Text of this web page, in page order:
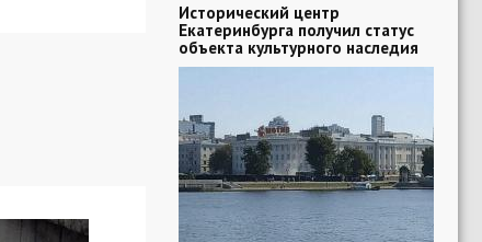
Исторический центр
Екатеринбурга получил статус
объекта культурного наследия